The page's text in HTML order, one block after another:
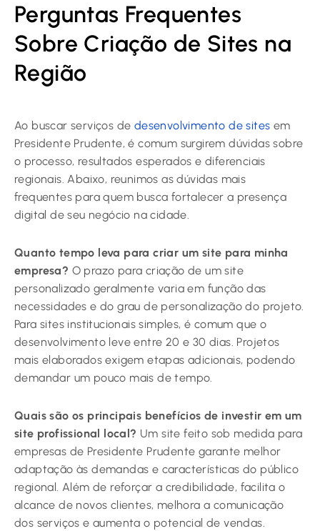
Perguntas Frequentes
Sobre Criação de Sites na
Região
Ao buscar serviços de desenvolvimento de sites em
Presidente Prudente, é comum surgirem dúvidas sobre
o processo, resultados esperados e diferenciais
regionais. Abaixo, reunimos as dúvidas mais
frequentes para quem busca fortalecer a presença
digital de seu negócio na cidade.
Quanto tempo leva para criar um site para minha
empresa? O prazo para criação de um site
personalizado geralmente varia em função das
necessidades e do grau de personalização do projeto.
Para sites institucionais simples, é comum que o
desenvolvimento leve entre 20 e 30 dias. Projetos
mais elaborados exigem etapas adicionais, podendo
demandar um pouco mais de tempo.
Quais são os principais benefícios de investir em um
site profissional local? Um site feito sob medida para
empresas de Presidente Prudente garante melhor
adaptação às demandas e características do público
regional. Além de reforçar a credibilidade, facilita o
alcance de novos clientes, melhora a comunicação
dos serviços e aumenta o potencial de vendas.